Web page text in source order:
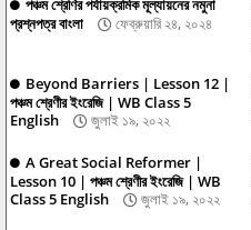
পঞ্চম শ্রেণির পর্যায়ক্রমিক মূল্যায়নের নমুনা
প্রশ্নপত্র বাংলা
ফেব্রুয়ারি ২৪, ২০২৪
Beyond Barriers | Lesson 12 |
পঞ্চম শ্রেণীর ইংরেজি | WB Class 5
English
জুলাই ১৯, ২০২২
A Great Social Reformer |
Lesson 10 | পঞ্চম শ্রেণীর ইংরেজি | WB
Class 5 English
জুলাই ১৯, ২০২২